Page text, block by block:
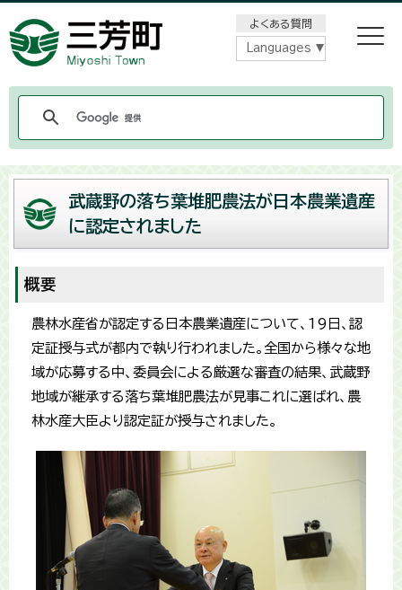
よくある質問
Languages
武蔵野の落ち葉堆肥農法が日本農業遺産
に認定されました
概要
農林水産省が認定する日本農業遺産について、19日、認
定証授与式が都内で執り行われました。全国から様々な地
域が応募する中、委員会による厳選な審査の結果、武蔵野
地域が継承する落ち葉堆肥農法が見事これに選ばれ、農
林水産大臣より認定証が授与されました。